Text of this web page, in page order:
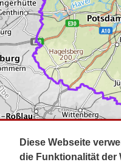
Impressum
Kontakt
Diese Webseite
die Funktionalität der